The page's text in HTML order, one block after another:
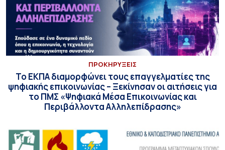
ΠΡΟΚΗΡΥΞΕΙΣ
Το ΕΚΠΑ διαμορφώνει τους επαγγελματίες της
ψηφιακής επικοινωνίας – Ξεκίνησαν οι αιτήσεις για
το ΠΜΣ «Ψηφιακά Μέσα Επικοινωνίας και
Περιβάλλοντα Αλληλεπίδρασης»